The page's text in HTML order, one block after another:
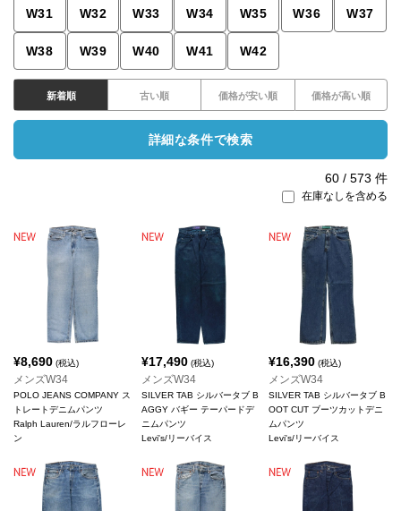
W31 W32 W33 W34 W35 W36 W37
W38 W39 W40 W41 W42
新着順 古い順 価格が安い順 価格が高い順
詳細な条件で検索
60 / 573 件
在庫なしを含める
¥8,690 (税込)
メンズW34
POLO JEANS COMPANY ス
トレートデニムパンツ
Ralph Lauren/ラルフローレ
ン
¥17,490(税込)
メンズW34
SILVER TAB シルバータブ B
AGGY バギー テーパードデ
ニムパンツ
Levi's/リーバイス
¥16,390 (税込)
メンズW34
SILVER TAB シルバータブ B
OOT CUT ブーツカットデニ
ムパンツ
Levi's/リーバイス